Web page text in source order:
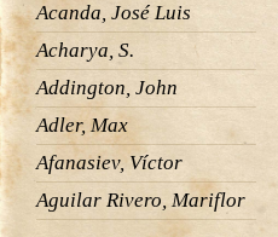
Acanda, José Luis
Acharya, S.
Addington, John
Adler, Max
Afanasiev, Víctor
Aguilar Rivero, Mariflor